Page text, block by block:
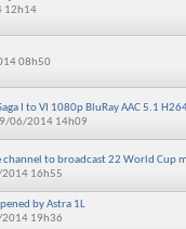
12h14
08h50
I to VI 1080p BluRay AAC 5.1
06/2014 14h09
channel to broadcast 22 World Cup
16h55
by Astra 1L
19h36